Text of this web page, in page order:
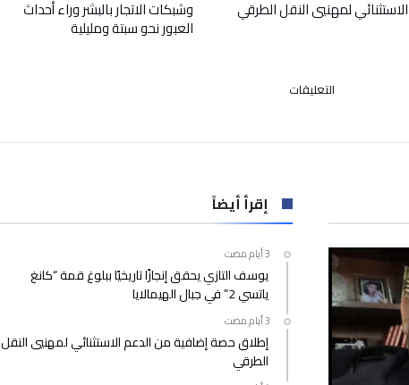
الاستثنائي لمهنيي النقل الطرقي وشبكات الاتجار بالبشر وراء أحداث
العبور نحو سبتة ومليلية
التعليقات
يوقف
ويحجز
كمية
“الشيرا”
والكوكايين
مغلقة
إقرأ أيضاً
يوسف التازي يحقق إنجازًا تاريخيًا ببلوغ قمة “كانغ
ياتسي 2” في جبال الهيمالايا
إطلاق حصة إضافية من الدعم الاستثنائي لمهنيي النقل
الطرقي